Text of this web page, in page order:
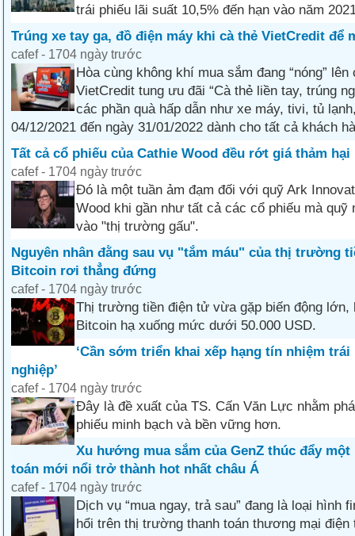
trái phiếu lãi suất 10,5% đến hạn vào năm
Trúng xe tay ga, đồ điện máy khi cà thẻ VietCredit để
cafef - 1704 ngày trước
Hòa cùng không khí mua sắm đang “nóng” lên
VietCredit tung ưu đãi “Cà thẻ liền tay, trúng
các phần quà hấp dẫn như xe máy, tivi, tủ
04/12/2021 đến ngày 31/01/2022 dành cho tất cả khách
Tất cả cổ phiếu của Cathie Wood đều rớt giá thảm hại
cafef - 1704 ngày trước
Đó là một tuần ảm đạm đối với quỹ Ark
Wood khi gần như tất cả các cổ phiếu mà quỹ
vào "thị trường gấu".
Nguyên nhân đằng sau vụ "tắm máu" của thị trường
Bitcoin rơi thẳng đứng
cafef - 1704 ngày trước
Thị trường tiền điện tử vừa gặp biến động lớn,
Bitcoin hạ xuống mức dưới 50.000 USD.
‘Cần sớm triển khai xếp hạng tín nhiệm trái
nghiệp’
cafef - 1704 ngày trước
Đây là đề xuất của TS. Cấn Văn Lực nhằm
phiếu minh bạch và bền vững hơn.
Xu hướng mua sắm của GenZ thúc đẩy
toán mới nổi trở thành hot nhất châu Á
cafef - 1704 ngày trước
Dịch vụ “mua ngay, trả sau” đang là loại hình
hổi trên thị trường thanh toán thương mại điện